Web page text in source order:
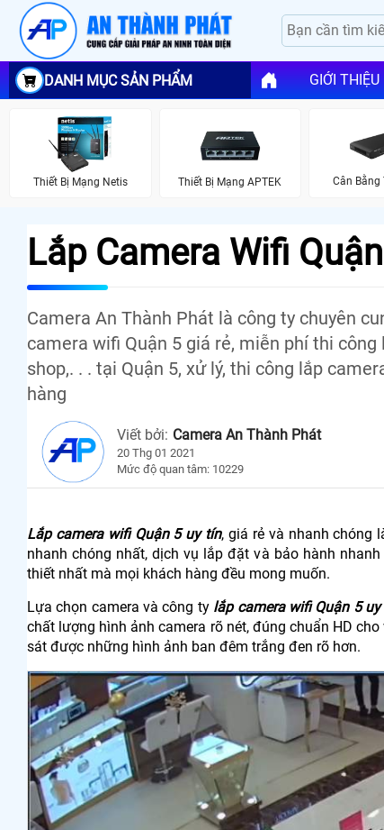
DANH MỤC SẢN PHẨM GIỚI THIỆU
Thiết Bị Mạng Netis Thiết Bị Mạng APTEK Cân Bằng
Lắp Camera Wifi
Camera An Thành Phát là công ty chuyên
camera wifi Quận 5 giá rẻ, miễn phí thi
shop,. . . tại Quận 5, xử lý, thi công lắp
hàng
Viết bởi: Camera An Thành Phát
20 Thg 01 2021
Mức độ quan tâm: 10229
Lắp camera wifi Quận 5 uy tín, giá rẻ và nhanh chóng
nhanh chóng nhất, dịch vụ lắp đặt và bảo hành
thiết nhất mà mọi khách hàng đều mong muốn.
Lựa chọn camera và công ty lắp camera wifi Quận 5
chất lượng hình ảnh camera rõ nét, đúng chuẩn HD
sát được những hình ảnh ban đêm trắng đen rõ hơn.